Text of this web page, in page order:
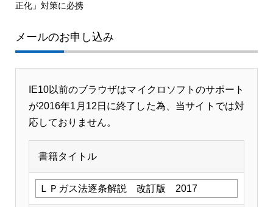
正化」対策に必携
メールのお申し込み
IE10以前のブラウザはマイクロソフトのサポート
が2016年1月12日に終了した為、当サイトでは対
応しておりません。
書籍タイトル